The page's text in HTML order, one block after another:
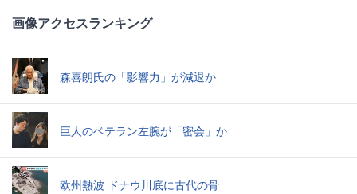
画像アクセスランキング
森喜朗氏の「影響力」が減退か
巨人のベテラン左腕が「密会」か
欧州熱波 ドナウ川底に古代の骨